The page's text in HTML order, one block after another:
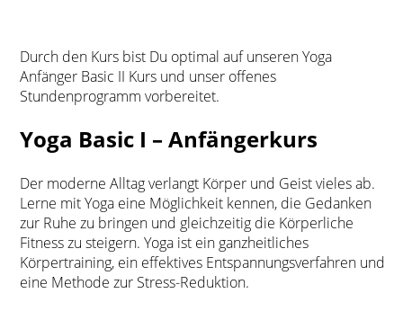
Durch den Kurs bist Du optimal auf unseren Yoga
Anfänger Basic II Kurs und unser offenes
Stundenprogramm vorbereitet.
Yoga Basic I – Anfängerkurs
Der moderne Alltag verlangt Körper und Geist vieles ab.
Lerne mit Yoga eine Möglichkeit kennen, die Gedanken
zur Ruhe zu bringen und gleichzeitig die Körperliche
Fitness zu steigern. Yoga ist ein ganzheitliches
Körpertraining, ein effektives Entspannungsverfahren und
eine Methode zur Stress-Reduktion.